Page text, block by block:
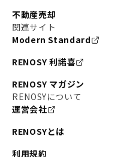
不動産売却
関連サイト
Modern Standard
RENOSY 利諾喜
RENOSY マガジン
RENOSYについて
運営会社
RENOSYとは
利用規約